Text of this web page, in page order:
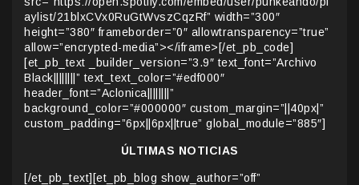
aylist/21blxCVx0RuGtWvszCqzRf” width=”300″
height=”380″ frameborder=”0″ allowtransparency=”true”
allow=”encrypted-media”></iframe>[/et_pb_code]
[et_pb_text _builder_version=”3.9″ text_font=”Archivo
Black||||||||” text_text_color=”#edf000″
header_font=”Aclonica||||||||”
background_color=”#000000″ custom_margin=”||40px|”
custom_padding=”6px||6px||true” global_module=”885″]
ÚLTIMAS NOTICIAS
[/et_pb_text][et_pb_blog show_author=”off”